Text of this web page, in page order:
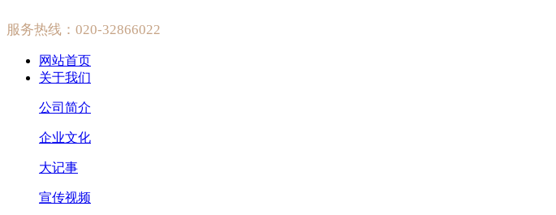
服务热线：020-32866022
网站首页
关于我们
公司简介
企业文化
大记事
宣传视频